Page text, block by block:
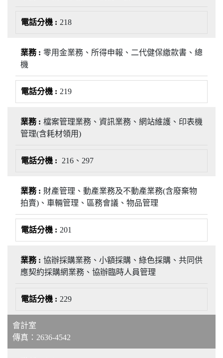
218
零用金業務、所得申報、二代健保繳款書、總
機
219
檔案管理業務、資訊業務、網站維護、印表機
管理(含耗材領用)
216、297
財產管理、動產業務及不動產業務(含廢棄物
拍賣)、車輛管理、區務會議、物品管理
201
協辦採購業務、小額採購、綠色採購、共同供
應契約採購網業務、協辦臨時人員管理
229
會計室
傳真：2636-4542